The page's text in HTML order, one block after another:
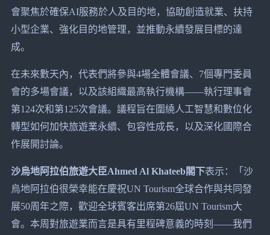
會聚焦於確保AI服務於人及目的地，協助創造就業、扶持
小型企業、強化目的地管理，並推動永續發展目標的達
成。
在未來數天內，代表們將參與4場全體會議、7個專門委員
會的多場會議，以及該組織最高執行機構——執行理事會
第124次和第125次會議。議程旨在圍繞人工智慧和數位化
轉型如何加快旅遊業永續、包容性成長，以及深化國際合
作展開討論。
沙烏地阿拉伯旅遊大臣Ahmed Al Khateeb閣下表示：「沙
烏地阿拉伯很榮幸能在慶祝UN Tourism全球合作與共同發
展50周年之際，歡迎全球賓客出席第26屆UN Tourism大
會。本周對旅遊業而言是具有里程碑意義的時刻——我們